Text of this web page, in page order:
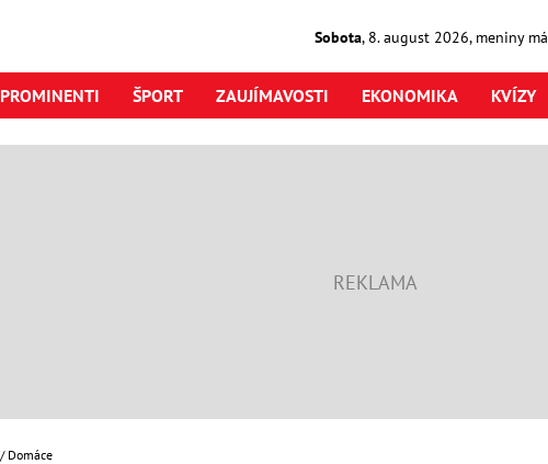
Sobota, 8. august2026, meniny má
PROMINENTI ŠPORT ZAUJÍMAVOSTI EKONOMIKA KVÍZY
Domáce